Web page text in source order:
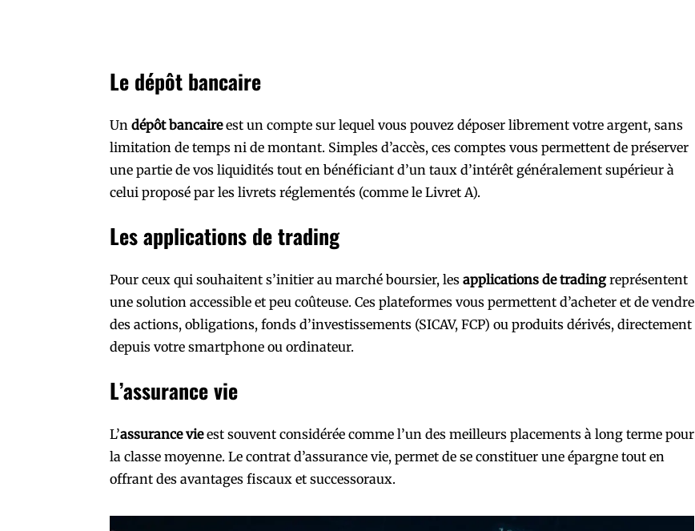
Le dépôt bancaire
Un dépôt bancaireest un compte sur lequel vous pouvez déposer librement votre argent, sans
limitation de temps ni de montant. Simples d’accès, ces comptes vous permettent de préserver
une partie de vos liquidités tout en bénéficiant d’un taux d’intérêt généralement supérieur à
celui proposé par les livrets réglementés (comme le Livret A).
Les applications de trading
Pour ceux qui souhaitent s’initier au marché boursier, les applications de tradingreprésentent
une solution accessible et peu coûteuse. Ces plateformes vous permettent d’acheter et de vendre
des actions, obligations, fonds d’investissements (SICAV, FCP) ou produits dérivés, directement
depuis votre smartphone ou ordinateur.
L’assurance vie
L’assurance vieest souvent considérée comme l’un des meilleurs placements à long terme pour
la classe moyenne. Le contrat d’assurance vie, permet de se constituer une épargne tout en
offrant des avantages fiscaux et successoraux.